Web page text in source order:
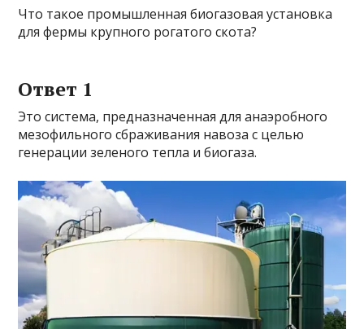
Что такое промышленная биогазовая установка
для фермы крупного рогатого скота?
Ответ 1
Это система, предназначенная для анаэробного
мезофильного сбраживания навоза с целью
генерации зеленого тепла и биогаза.